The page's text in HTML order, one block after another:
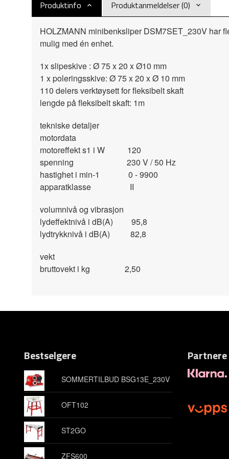
Produktinfo Produktanmeldelser (0)
HOLZMANN minibenksliper DSM7SET_230V har
mulig med én enhet.
1x slipeskive : Ø 75 x 20 x Ø10 mm
1 x poleringsskive: Ø 75 x 20 x Ø 10 mm
110 delers verktøysett for fleksibelt skaft
lengde på fleksibelt skaft: 1m
tekniske detaljer
motordata
motoreffekt s1 i W 120
spenning 230 V / 50 Hz
hastighet i min-1 0 - 9900
apparatklasse II
volumnivå og vibrasjon
lydeffektnivå i dB(A) 95,8
lydtrykknivå i dB(A) 82,8
vekt
bruttovekt i kg 2,50
Bestselgere
SOMMERTILBUD BSG13E_230V
OFT102
ST2GO
ZFS600
Partnere